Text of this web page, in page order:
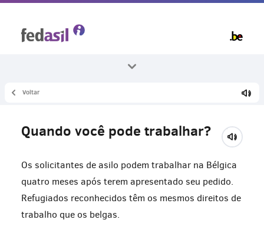
Todos os temas
Autorização de trabalho
Voltar
Quando você pode trabalhar?
Os solicitantes de asilo podem trabalhar na Bélgica
quatro meses após terem apresentado seu pedido.
Refugiados reconhecidos têm os mesmos direitos de
trabalho que os belgas.